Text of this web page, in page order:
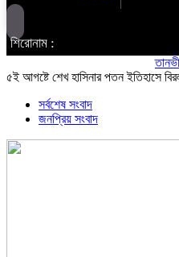
শিরোনাম :
তানভীর
৫ই আগষ্টে শেখ হাসিনার পতন ইতিহাসে
সর্বশেষ সংবাদ
জনপ্রিয় সংবাদ